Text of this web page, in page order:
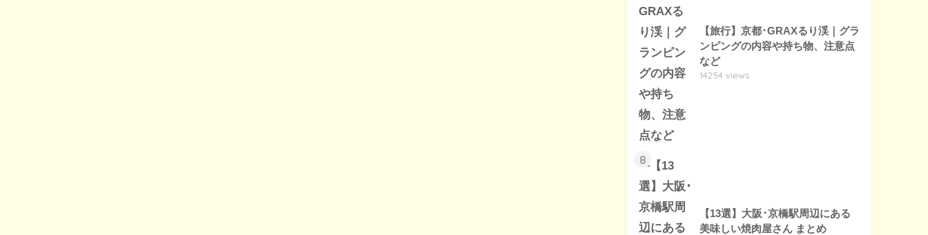
【旅行】京都･GRAXるり渓｜グラ
ンピングの内容や持ち物、注意点
など
14254 views
8
【13選】大阪･京橋駅周辺にある
美味しい焼肉屋さん まとめ